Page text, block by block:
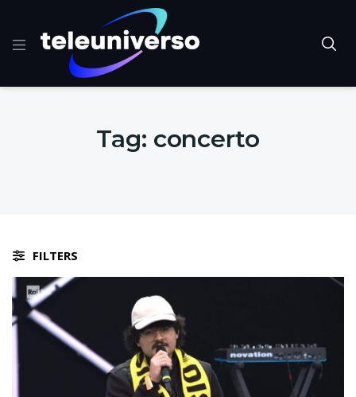
Tag: concerto
FILTERS